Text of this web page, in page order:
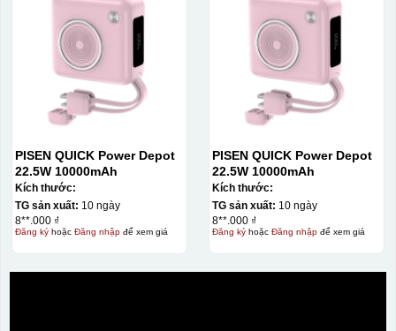
PISEN QUICK Power Depot
22.5W 10000mAh
Kích thước:
TG sản xuất: 10 ngày
8**.000 ₫
Đăng kýhoặc Đăng nhậpđể xem giá
PISEN QUICK Power Depot
22.5W 10000mAh
Kích thước:
TG sản xuất: 10 ngày
8**.000 ₫
Đăng kýhoặc Đăng nhậpđể xem giá